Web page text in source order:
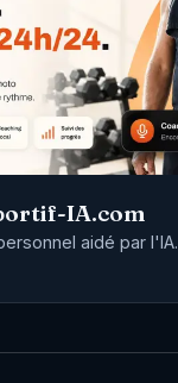
IA.com
aidé par l'IA.